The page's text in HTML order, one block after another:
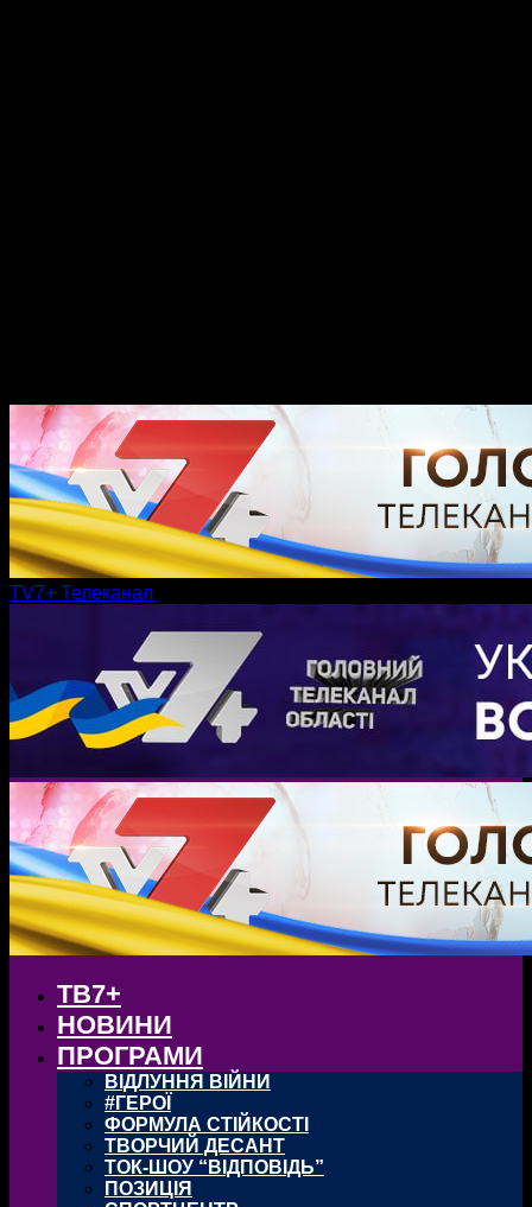
TV7+ Телеканал
ТВ7+
НОВИНИ
ПРОГРАМИ
ВІДЛУННЯ ВІЙНИ
#ГЕРОЇ
ФОРМУЛА СТІЙКОСТІ
ТВОРЧИЙ ДЕСАНТ
ТОК-ШОУ “ВІДПОВІДЬ”
ПОЗИЦІЯ